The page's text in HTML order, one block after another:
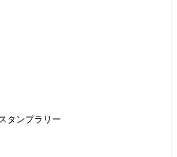
タンプラリー